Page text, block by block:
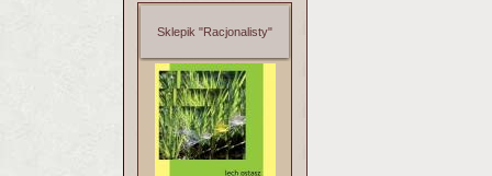
Sklepik "Racjonalisty"